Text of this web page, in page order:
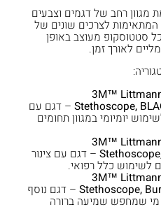
קלאסיק 3 קיימת מגוון רחב של דגמים וצבעים
המתאימות לצרכים שונים של
סטטוסקופ מעוצב באופן
לאורך זמן.
3M™
Stethoscope, – דגם עם
יומיומי במגוון תחומים
3M™
– דגם עם צינור
3M™
Stethoscope, – דגם נוסף
מי שמחפש שמיעה ברורה